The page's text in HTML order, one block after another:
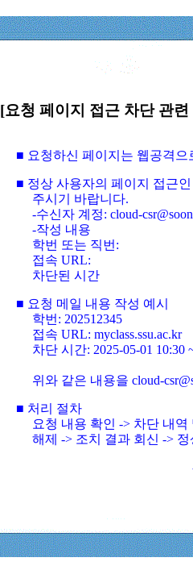
[요청 페이지 접근 차단 관
■ 요청하신 페이지는 웹공격
■ 정상 사용자의 페이지 접근
주시기 바랍니다.
-수신자 계정: cloud-
-작성 내용
학번 또는 직번:
접속 URL:
차단된 시간
■ 요청 메일 내용 작성 예시
학번: 202512345
접속 URL: myclass.ssu.ac.kr
차단 시간: 2025-05-01 10:30
위와 같은 내용을 cloud-
■ 처리 절차
요청 내용 확인 -> 차단 내
해제 -> 조치 결과 회신 ->